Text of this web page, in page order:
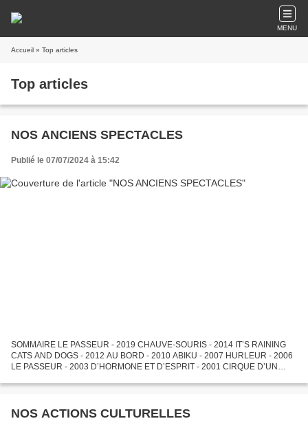
MENU
Accueil » Top articles
Top articles
NOS ANCIENS SPECTACLES
Publié le 07/07/2024 à 15:42
SOMMAIRE LE PASSEUR - 2019 CHAUVE-SOURIS - 2014 IT’S RAINING
CATS AND DOGS - 2012 AU BORD - 2010 ABIKU - 2007 HURLEUR - 2006
LE PASSEUR - 2003 D’HORMONE ET D’ESPRIT - 2001 CIRQUE D’UN
NOS ACTIONS CULTURELLES